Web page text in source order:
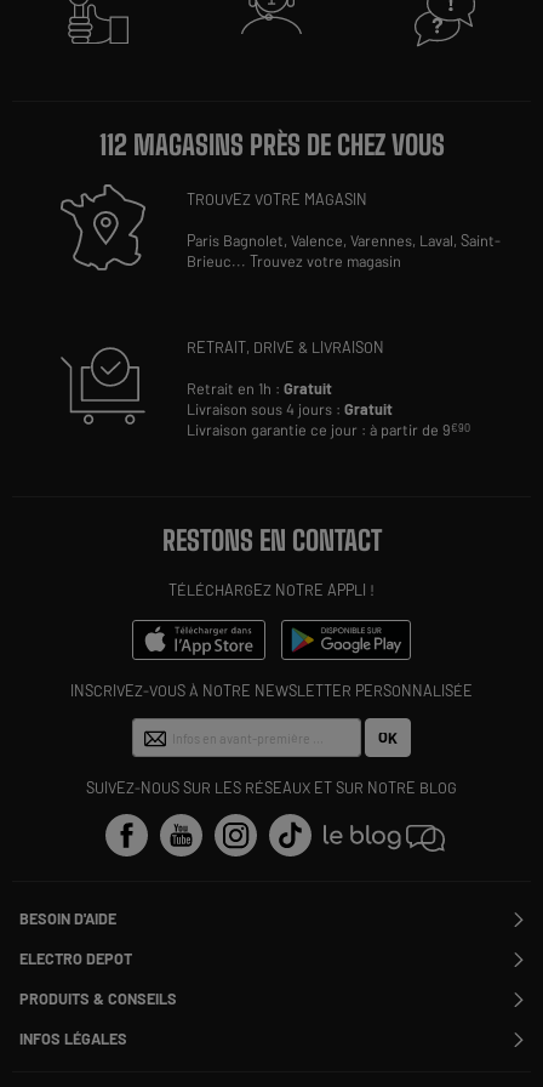
112 MAGASINS PRÈS DE CHEZ VOUS
TROUVEZ VOTRE MAGASIN
Paris Bagnolet,Valence,Varennes, Laval,Saint-
Brieuc...Trouvez votre magasin
RETRAIT, DRIVE & LIVRAISON
Retrait en 1h :Gratuit
Livraison sous 4 jours :Gratuit
Livraison garantie ce jour : à partir de 9€90
RESTONS EN CONTACT
TÉLÉCHARGEZ NOTRE APPLI !
INSCRIVEZ-VOUS À NOTRE NEWSLETTER PERSONNALISÉE
OK
SUIVEZ-NOUS SUR LES RÉSEAUX ET SUR NOTRE BLOG
BESOIN D'AIDE
Contactez-nous
Suivre ma commande
Modifier ou annuler ma commande
SAV
Payer en plusieurs fois
ELECTRO DEPOT
Rejoignez-nous !
PRODUITS & CONSEILS
Nos marques
Les avis du site
INFOS LÉGALES